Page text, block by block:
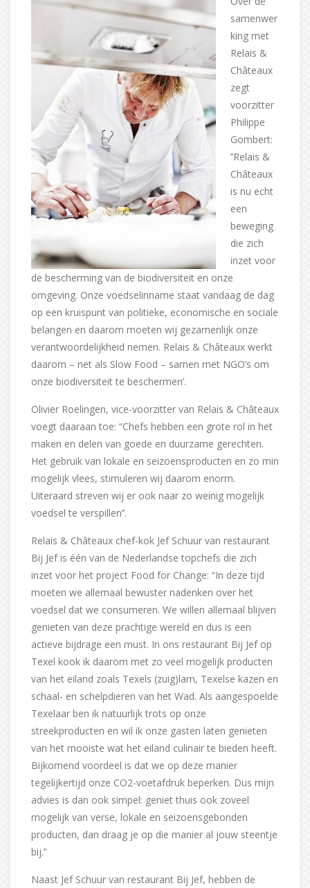
samenwer
king met
Relais &
Châteaux
zegt
voorzitter
Philippe
Gombert:
’’Relais &
Châteaux
is nu echt
een
beweging
die zich
inzet voor
de bescherming van de biodiversiteit en onze
omgeving. Onze voedselinname staat vandaag de dag
op een kruispunt van politieke, economische en sociale
belangen en daarom moeten wij gezamenlijk onze
verantwoordelijkheid nemen. Relais & Châteaux werkt
daarom – net als Slow Food – samen met NGO’s om
onze biodiversiteit te beschermen’.
Olivier Roelingen, vice-voorzitter van Relais & Châteaux
voegt daaraan toe: “Chefs hebben een grote rol in het
maken en delen van goede en duurzame gerechten.
Het gebruik van lokale en seizoensproducten en zo min
mogelijk vlees, stimuleren wij daarom enorm.
Uiteraard streven wij er ook naar zo weinig mogelijk
voedsel te verspillen’’.
Relais & Châteaux chef-kok Jef Schuur van restaurant
Bij Jef is één van de Nederlandse topchefs die zich
inzet voor het project Food for Change: “In deze tijd
moeten we allemaal bewuster nadenken over het
voedsel dat we consumeren. We willen allemaal blijven
genieten van deze prachtige wereld en dus is een
actieve bijdrage een must. In ons restaurant Bij Jef op
Texel kook ik daarom met zo veel mogelijk producten
van het eiland zoals Texels (zuig)lam, Texelse kazen en
schaal- en schelpdieren van het Wad. Als aangespoelde
Texelaar ben ik natuurlijk trots op onze
streekproducten en wil ik onze gasten laten genieten
van het mooiste wat het eiland culinair te bieden heeft.
Bijkomend voordeel is dat we op deze manier
tegelijkertijd onze CO2-voetafdruk beperken. Dus mijn
advies is dan ook simpel: geniet thuis ook zoveel
mogelijk van verse, lokale en seizoensgebonden
producten, dan draag je op die manier al jouw steentje
bij.’’
Naast Jef Schuur van restaurant Bij Jef, hebben de